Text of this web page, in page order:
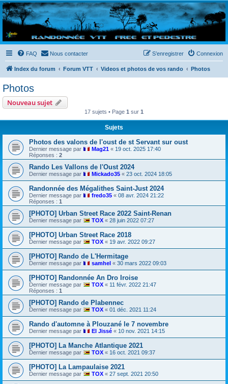
Randovttfree.fr
Bienvenue sur le site des randos vtt et pédestre de Bretagne . Bonne navigation sur le site
et bonnes randos dans l'Ouest !
FAQ Nous contacter Connexion
S’enregistrer
Index du forum Forum VTT Videos et photos de vos rando Photos
Photos
Nouveau sujet
17 sujets • Page 1 sur 1
Sujets
Photos des valons de l'oust de st Servant sur oust
Dernier message par Mag21 « 19 oct. 2025 17:40
Réponses : 2
Rando Les Vallons de l'Oust 2024
Dernier message par Mickado35 « 23 oct. 2024 18:05
Randonnée des Mégalithes Saint-Just 2024
Dernier message par fredo35 « 08 avr. 2024 21:22
Réponses : 1
[PHOTO] Urban Street Race 2022 Saint-Renan
Dernier message par TOX « 28 juin 2022 07:27
[PHOTO] Urban Street Race 2018
Dernier message par TOX « 19 avr. 2022 09:27
[PHOTO] Rando de L'Hermitage
Dernier message par samhel « 30 mars 2022 09:03
[PHOTO] Randonnée An Dro Iroise
Dernier message par TOX « 11 févr. 2022 21:47
Réponses : 1
[PHOTO] Rando de Plabennec
Dernier message par TOX « 01 déc. 2021 11:24
Rando d'automne à Plouzané le 7 novembre
Dernier message par El Jissé « 10 nov. 2021 14:15
[PHOTO] La Manche Atlantique 2021
Dernier message par TOX « 16 oct. 2021 09:37
[PHOTO] La Lampaulaise 2021
Dernier message par TOX « 27 sept. 2021 20:50